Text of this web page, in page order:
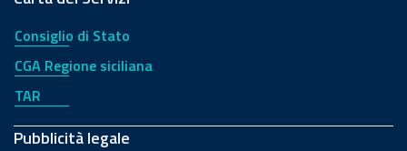
Consiglio di Stato
CGA Regione siciliana
TAR
Pubblicità legale